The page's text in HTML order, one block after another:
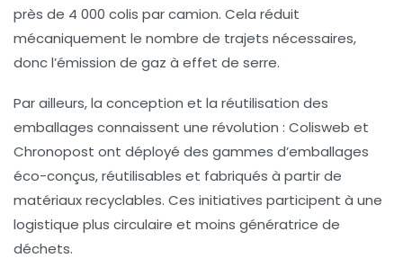
près de 4 000 colis par camion. Cela réduit
mécaniquement le nombre de trajets nécessaires,
donc l’émission de gaz à effet de serre.
Par ailleurs, la conception et la réutilisation des
emballages connaissent une révolution : Colisweb et
Chronopost ont déployé des gammes d’emballages
éco-conçus, réutilisables et fabriqués à partir de
matériaux recyclables. Ces initiatives participent à une
logistique plus circulaire et moins génératrice de
déchets.